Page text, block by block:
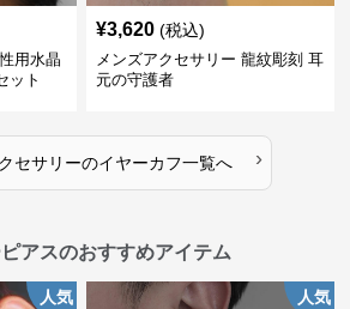
用水晶
ット
¥3,620 (税込)
メンズアクセサリー 龍紋彫刻 耳
元の守護者
セサリーのイヤーカフ一覧へ ›
アスのおすすめアイテム
人気 人気